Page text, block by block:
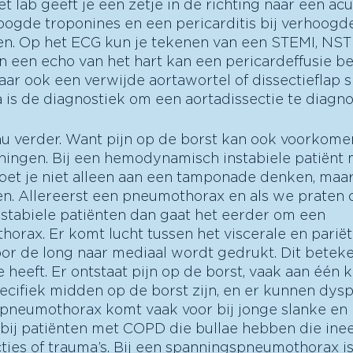
lab geeft je een zetje in de richting naar een
troponines en een pericarditis bij
Op het ECG kun je tekenen van een STEMI,
een echo van het hart kan een pericardeffusie
ook een verwijde aortawortel of dissectieflap
is de diagnostiek om een aortadissectie te
verder. Want pijn op de borst kan ook
Bij een hemodynamisch instabiele patiënt
je niet alleen aan een tamponade denken,
Allereerst een pneumothorax en als we praten
patiënten dan gaat het eerder om een
Er komt lucht tussen het viscerale en
de long naar mediaal wordt gedrukt. Dit
Er ontstaat pijn op de borst, vaak aan één
midden op de borst zijn, en er kunnen
komt vaak voor bij jonge slanke
patiënten met COPD die bullae hebben die
of trauma’s. Bij een spanningspneumothorax